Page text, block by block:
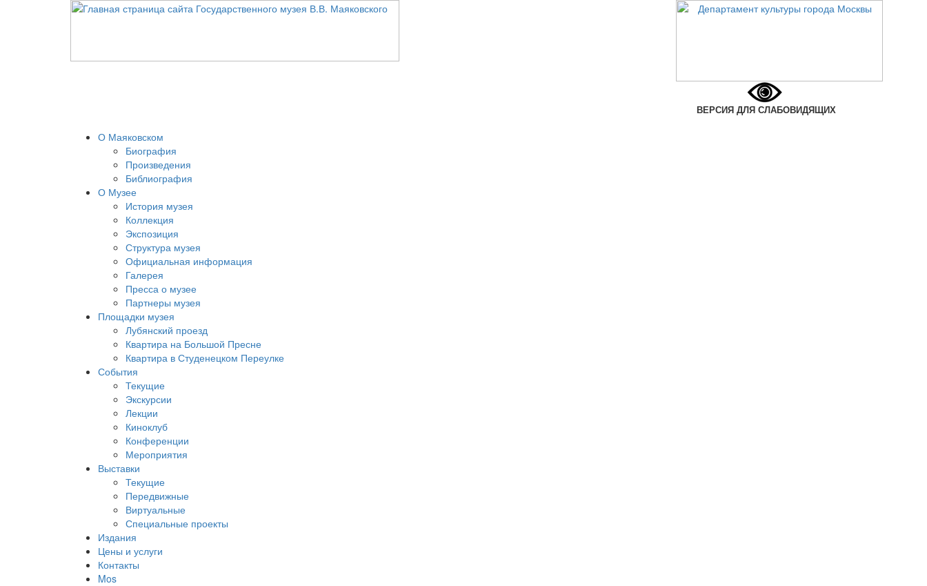
ВЕРСИЯ ДЛЯ СЛАБОВИДЯЩИХ
О Маяковском
Биография
Произведения
Библиография
О Музее
История музея
Коллекция
Экспозиция
Структура музея
Официальная информация
Галерея
Пресса о музее
Партнеры музея
Площадки музея
Лубянский проезд
Квартира на Большой Пресне
Квартира в Студенецком Переулке
События
Текущие
Экскурсии
Лекции
Киноклуб
Конференции
Мероприятия
Выставки
Текущие
Передвижные
Виртуальные
Специальные проекты
Издания
Цены и услуги
Контакты
Mos